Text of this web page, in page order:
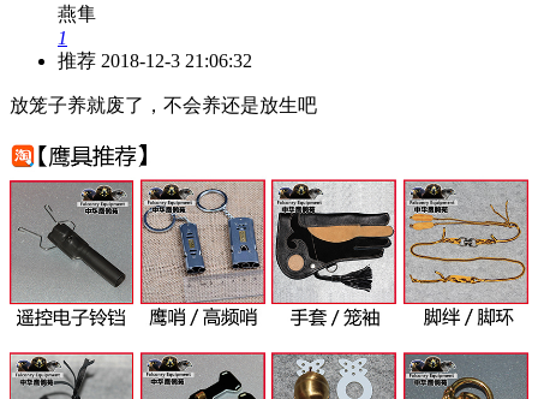
燕隼
1
推荐 2018-12-3 21:06:32
放笼子养就废了，不会养还是放生吧